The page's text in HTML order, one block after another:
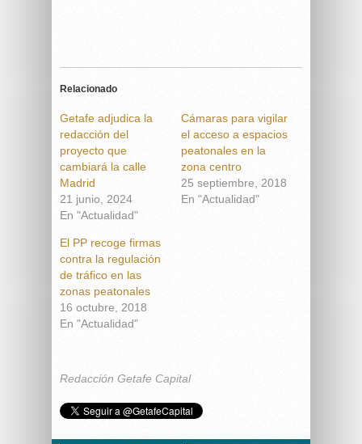
Relacionado
Getafe adjudica la
redacción del
proyecto que
cambiará la calle
Madrid
21 junio, 2024
En "Actualidad"
Cámaras para vigilar
el acceso a espacios
peatonales en la
zona centro
25 septiembre, 2018
En "Actualidad"
El PP recoge firmas
contra la regulación
de tráfico en las
zonas peatonales
16 octubre, 2018
En "Actualidad"
Redacción Getafe Capital